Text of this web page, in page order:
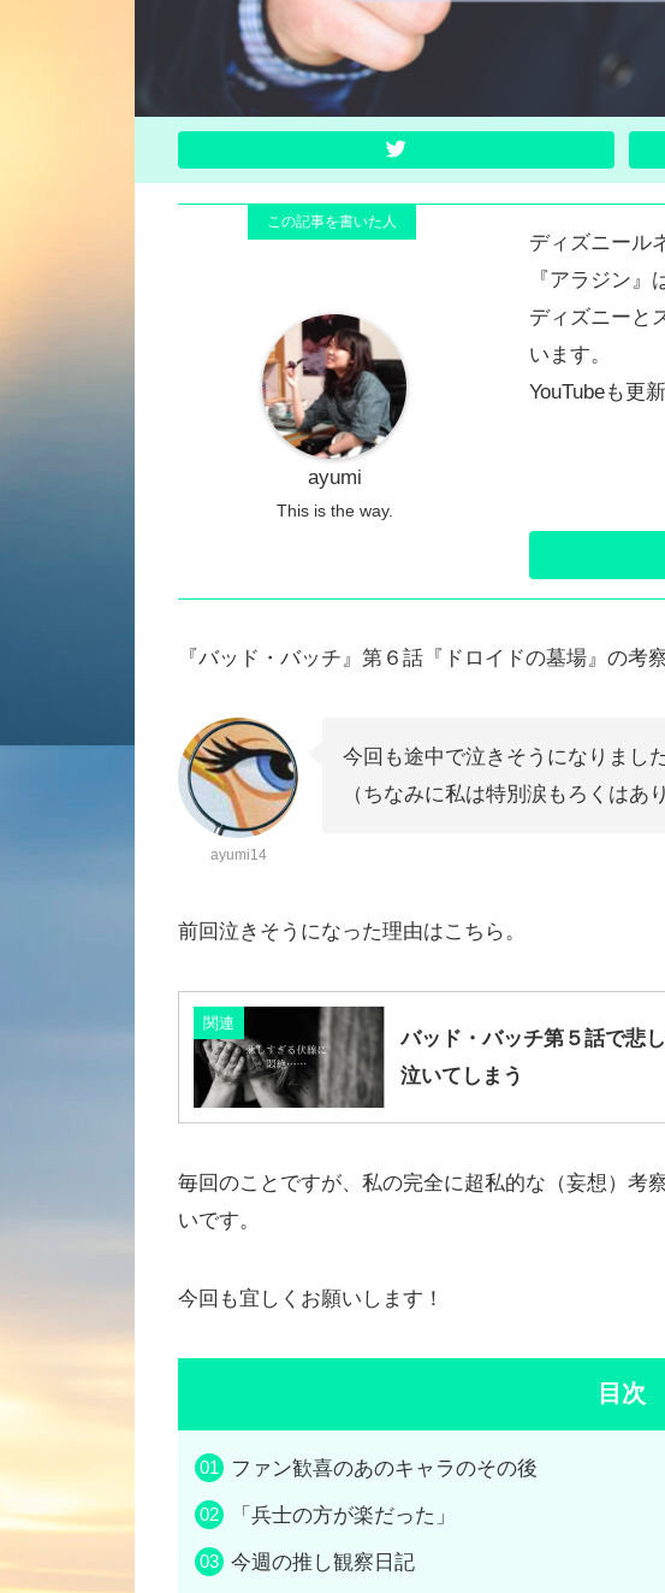
ayumi
This is the way.
ディズニール
『アラジン』
ディズニーと
います。
YouTubeも更
『バッド・バッチ』第６話『ドロイドの墓場』の考察
ayumi14
今回も途中で泣きそうになりまし
（ちなみに私は特別涙もろくはあ
前回泣きそうになった理由はこちら。
関連
バッド・バッチ第５話で悲
泣いてしまう
毎回のことですが、私の完全に超私的な（妄想）考
いです。
今回も宜しくお願いします！
目次
ファン歓喜のあのキャラのその後
「兵士の方が楽だった」
今週の推し観察日記